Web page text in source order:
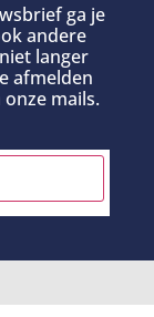
ga je
andere
langer
afmelden
mails.